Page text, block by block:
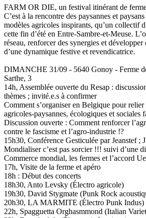
FARM OR DIE, un festival itinérant de
C’est à la rencontre des paysannes et
modèles agricoles inspirants, qu’un collectif
cette fin d’été en Entre-Sambre-et-Meuse.
réseau, renforcer des synergies et développer
d’une dynamique festive et revendicatrice.
DIMANCHE 31/09 - 5640 Gonoy - Ferme
Sarthe, 3
14h, Assemblée ouverte du Resap :
thèmes ; invité.e.s à confirmer
Comment s’organiser en Belgique pour relier
agricoles-paysannes, écologiques et sociales
Discussion ouverte : Comment renforcer
contre le fascisme et l’agro-industrie !?
15h30, Conférence Gesticulée par Jeanstef ;
Mondialiser c’est pas sorcier !!! suivi d’une
Commerce mondial, les fermes et l’accord
17h, Visite de la ferme et apéro
18h : Début des concerts
18h30, Anto Levsky (Électro agricole)
19h30, David Stygmate (Punk Rock
20h30, LA MARMITE (Électro Punk Indus)
22h, Spagguetta Orghasmmond (Italian